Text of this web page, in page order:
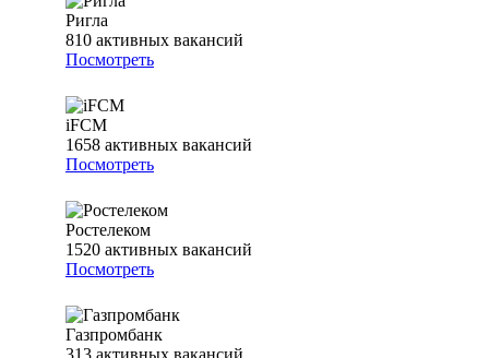
Ригла
810 активных вакансий
Посмотреть
iFCM
1658 активных вакансий
Посмотреть
Ростелеком
1520 активных вакансий
Посмотреть
Газпромбанк